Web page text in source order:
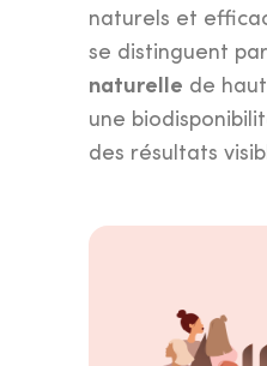
naturels et
se distinguent
naturelle de
une
des résultats